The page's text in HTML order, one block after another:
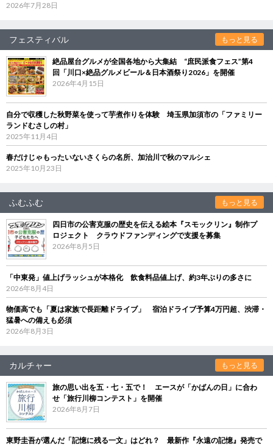
2026年7月28日
フェスティバル もっと見る
絶品屋台グルメが全国各地から大集結 “庶民派食フェス”第4
回「川口×絶品グルメビール＆日本酒祭り2026」を開催
2026年4月15日
自分で収穫した秋野菜を使って芋煮作りを体験 埼玉県加須市の「ファミリー
ランドむさしの村」
2025年11月4日
春だけじゃもったいないさくらの名所、加治川で秋のマルシェ
2025年10月23日
ふむふむ もっと見る
四日市の公害克服の歴史を伝える絵本『スモックリン』制作プ
ロジェクト クラウドファンディングで支援を募集
2026年8月5日
「中東発」値上げラッシュが本格化 飲食料品値上げ、約3年ぶりの多さに
2026年8月4日
物価高でも「夏は家族で長距離ドライブ」 宿泊ドライブ予算4万円超、渋滞・
猛暑への備えも必須
2026年8月3日
カルチャー もっと見る
旅の思い出を五・七・五で！ エースが「かばんの日」に合わ
せ「旅行川柳コンテスト」を開催
2026年8月7日
東野圭吾が選んだ「記憶に残る一文」はどれ？ 最新作『永遠の記憶』発売で